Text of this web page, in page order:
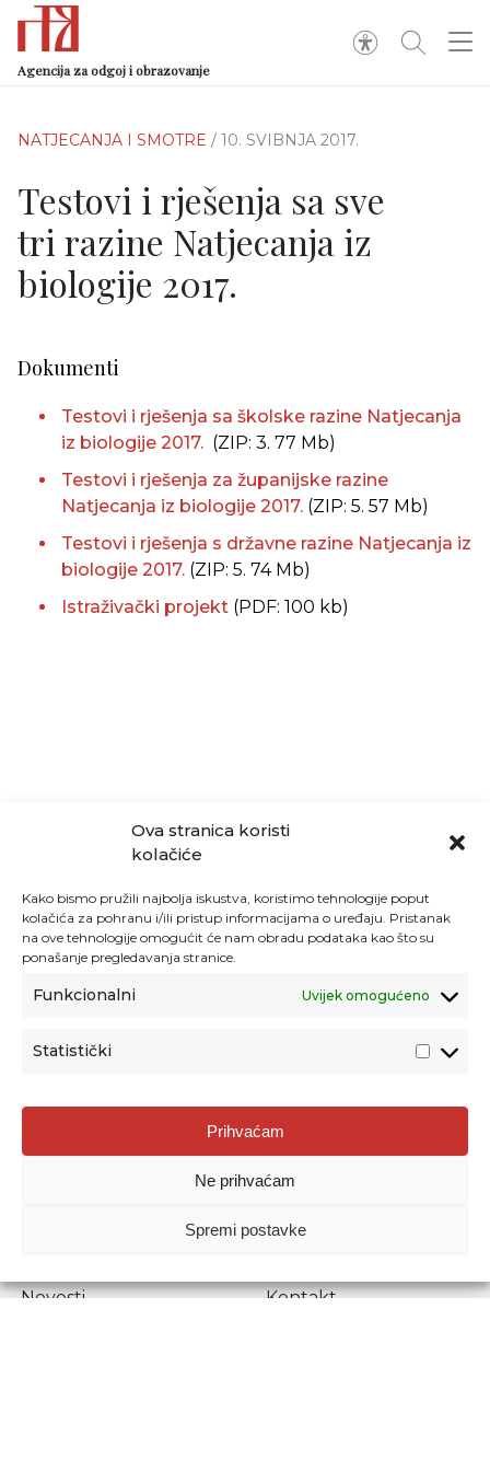
Ova stranica koristi
kolačiće
Kako bismo pružili najbolja iskustva, koristimo tehnologije poput
kolačića za pohranu i/ili pristup informacijama o uređaju. Pristanak
na ove tehnologije omogućit će nam obradu podataka kao što su
ponašanje pregledavanja stranice.
Funkcionalni Uvijek omogućeno
Statistički
Prihvaćam
Ne prihvaćam
Spremi postavke
Agencija za odgoj i obrazovanje
NATJECANJA I SMOTRE / 10. SVIBNJA 2017.
Testovi i rješenja sa sve
tri razine Natjecanja iz
biologije 2017.
Dokumenti
Testovi i rješenja sa školske razine Natjecanja
iz biologije 2017. (ZIP: 3. 77 Mb)
Testovi i rješenja za županijske razine
Natjecanja iz biologije 2017. (ZIP: 5. 57 Mb)
Testovi i rješenja s državne razine Natjecanja iz
biologije 2017. (ZIP: 5. 74 Mb)
Istraživački projekt (PDF: 100 kb)
Agencija za odgoj i obrazovanje
Donje Svetice 38, 10000 Zagreb
1778129
Prenošenje sadržaja dopušteno je uz navođenje izvora.
Novosti
Kontakt